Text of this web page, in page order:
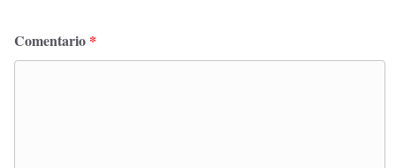
Comentario *